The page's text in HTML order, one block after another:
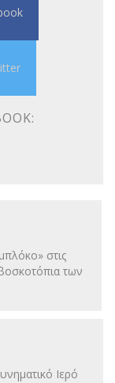
στις
των
Ιερό